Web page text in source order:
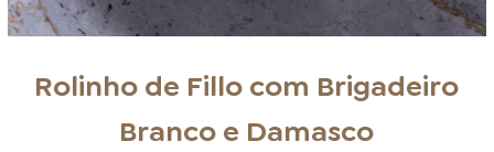
Rolinho de Fillo com Brigadeiro
Branco e Damasco